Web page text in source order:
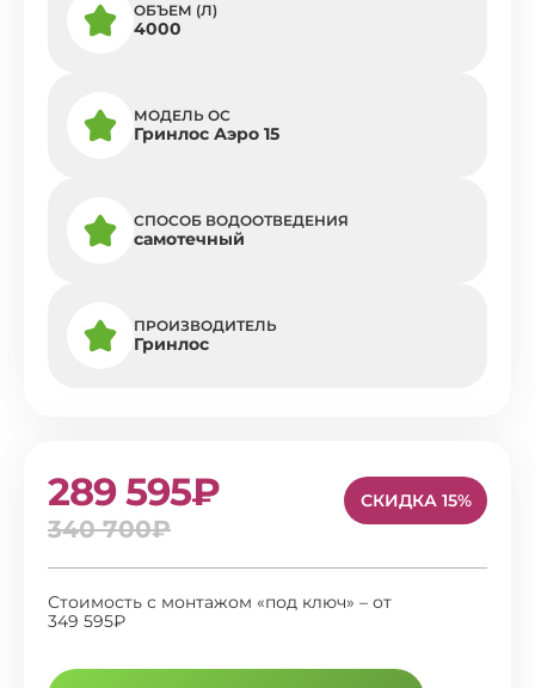
ОБЪЕМ (Л)
4000
МОДЕЛЬ ОС
Гринлос Аэро 15
СПОСОБ ВОДООТВЕДЕНИЯ
самотечный
ПРОИЗВОДИТЕЛЬ
Гринлос
289 595₽
340 700₽
СКИДКА 15%
Стоимость с монтажом «под ключ» – от
349 595₽